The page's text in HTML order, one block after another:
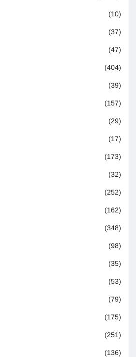
(10)
(37)
(47)
(404)
(39)
(157)
(29)
(17)
(173)
(32)
(252)
(162)
(348)
(98)
(35)
(53)
(79)
(175)
(251)
(136)